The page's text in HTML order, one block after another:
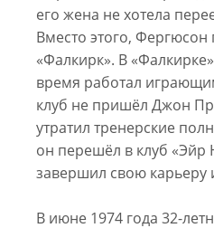
его жена не хотела
Вместо этого, Фергюсон
«Фалкирк». В
время работал
клуб не пришёл Джон
утратил тренерские
он перешёл в клуб «Эйр
завершил свою карьеру
В июне 1974 года 32-